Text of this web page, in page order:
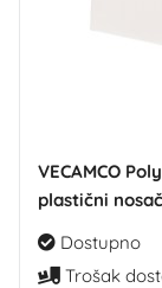
VECAMCO
plastični
Dostupno
Trošak